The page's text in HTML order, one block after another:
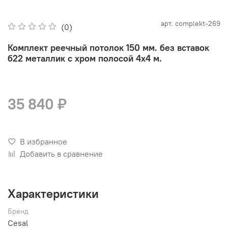
(0) арт. complekt-269
Комплект реечный потолок 150 мм. без вставок
б22 металлик с хром полосой 4х4 м.
35 840 ₽
В избранное
Добавить в сравнение
Характеристики
Бренд
Cesal